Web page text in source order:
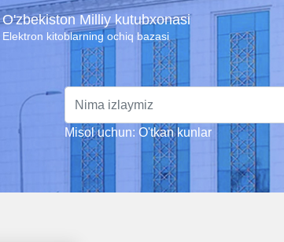
O'zbekiston Milliy kutubxonasi
Elektron kitoblarning ochiq bazasi
Misol uchun: O'tkan kunlar